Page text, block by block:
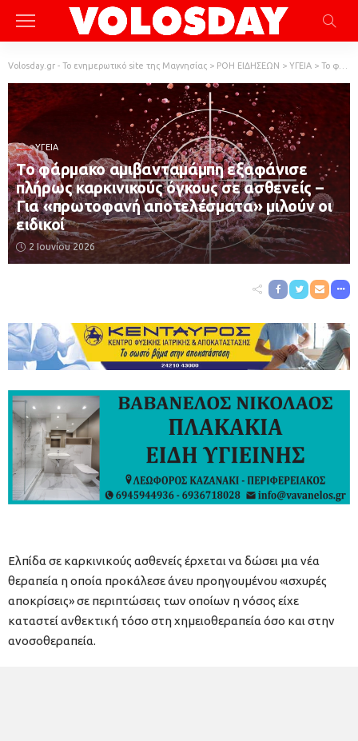
Volosday.gr - Το ενημερωτικό site της Μαγνησίας > ΡΟΗ ΕΙΔΗΣΕΩΝ > ΥΓΕΙΑ > Το φάρμακο αμιβανταμάμπη εξαφάνισε πλήρως καρκινικούς όγκους σε ασθενείς – Για «πρωτοφανή αποτελέσματα» μιλούν οι ειδικοί
ΥΓΕΙΑ
Το φάρμακο αμιβανταμάμπη εξαφάνισε
πλήρως καρκινικούς όγκους σε ασθενείς –
Για «πρωτοφανή αποτελέσματα» μιλούν οι
ειδικοί
2 Ιουνίου 2026
Ελπίδα σε καρκινικούς ασθενείς έρχεται να δώσει μια νέα
θεραπεία η οποία προκάλεσε άνευ προηγουμένου «ισχυρές
αποκρίσεις» σε περιπτώσεις των οποίων η νόσος είχε
καταστεί ανθεκτική τόσο στη χημειοθεραπεία όσο και στην
ανοσοθεραπεία.